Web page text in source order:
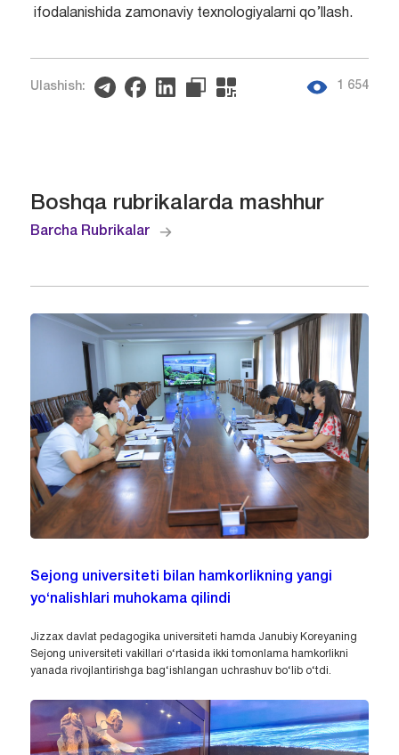
ifodalanishida zamonaviy texnologiyalarni qo’llash.
Ulashish: 1 654
Boshqa rubrikalarda mashhur
Barcha Rubrikalar
Sejong universiteti bilan hamkorlikning yangi
yo‘nalishlari muhokama qilindi
Jizzax davlat pedagogika universiteti hamda Janubiy Koreyaning
Sejong universiteti vakillari o‘rtasida ikki tomonlama hamkorlikni
yanada rivojlantirishga bag‘ishlangan uchrashuv bo‘lib o‘tdi.